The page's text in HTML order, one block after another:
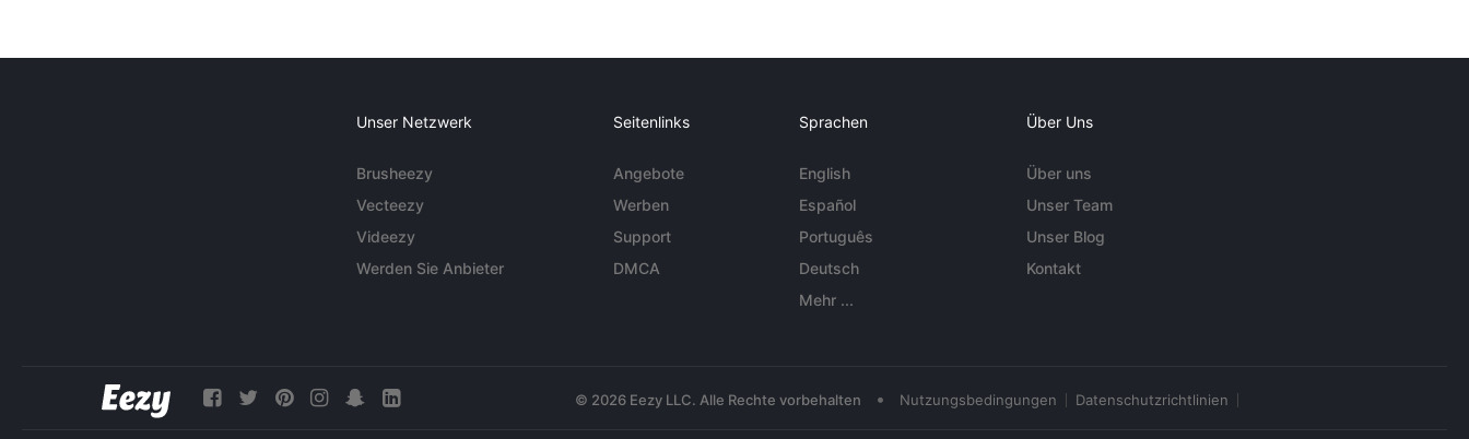
Unser Netzwerk
Brusheezy
Vecteezy
Videezy
Werden Sie Anbieter
Seitenlinks
Angebote
Werben
Support
DMCA
Sprachen
English
Español
Português
Deutsch
Mehr ...
Über Uns
Über uns
Unser Team
Unser Blog
Kontakt
© 2026 Eezy LLC. Alle Rechte vorbehalten • Nutzungsbedingungen Datenschutzrichtlinien